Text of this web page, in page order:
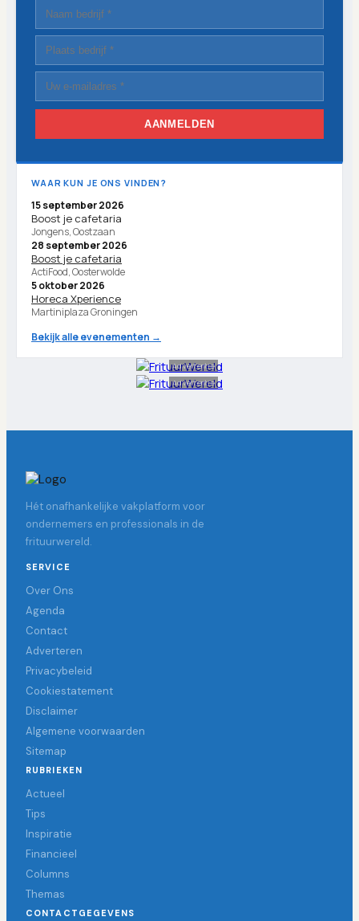
AANMELDEN
WAAR KUN JE ONS VINDEN?
15 september 2026
Boost je cafetaria
Jongens, Oostzaan
28 september 2026
Boost je cafetaria
ActiFood, Oosterwolde
5 oktober 2026
Horeca Xperience
Martiniplaza Groningen
Bekijk alle evenementen →
Advertentie
Advertentie
Hét onafhankelijke vakplatform voor
ondernemers en professionals in de
frituurwereld.
SERVICE
Over Ons
Agenda
Contact
Adverteren
Privacybeleid
Cookiestatement
Disclaimer
Algemene voorwaarden
Sitemap
RUBRIEKEN
Actueel
Tips
Inspiratie
Financieel
Columns
Themas
CONTACTGEGEVENS